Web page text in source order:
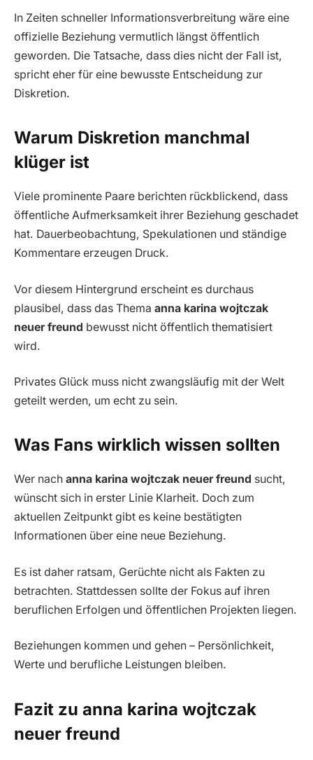
In Zeiten schneller Informationsverbreitung wäre eine
offizielle Beziehung vermutlich längst öffentlich
geworden. Die Tatsache, dass dies nicht der Fall ist,
spricht eher für eine bewusste Entscheidung zur
Diskretion.
Warum Diskretion manchmal
klüger ist
Viele prominente Paare berichten rückblickend, dass
öffentliche Aufmerksamkeit ihrer Beziehung geschadet
hat. Dauerbeobachtung, Spekulationen und ständige
Kommentare erzeugen Druck.
Vor diesem Hintergrund erscheint es durchaus
plausibel, dass das Thema anna karina wojtczak
neuer freund bewusst nicht öffentlich thematisiert
wird.
Privates Glück muss nicht zwangsläufig mit der Welt
geteilt werden, um echt zu sein.
Was Fans wirklich wissen sollten
Wer nach anna karina wojtczak neuer freund sucht,
wünscht sich in erster Linie Klarheit. Doch zum
aktuellen Zeitpunkt gibt es keine bestätigten
Informationen über eine neue Beziehung.
Es ist daher ratsam, Gerüchte nicht als Fakten zu
betrachten. Stattdessen sollte der Fokus auf ihren
beruflichen Erfolgen und öffentlichen Projekten liegen.
Beziehungen kommen und gehen – Persönlichkeit,
Werte und berufliche Leistungen bleiben.
Fazit zu anna karina wojtczak
neuer freund